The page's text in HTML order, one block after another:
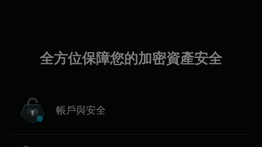
全方位保障您的加密資產安全
帳戶與安全